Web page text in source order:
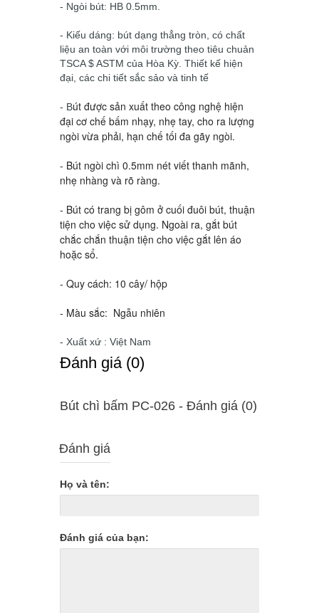
- Ngòi bút: HB 0.5mm.
- Kiếu dáng: bút dạng thẳng tròn, có chất
liệu an toàn với môi trường theo tiêu chuản
TSCA $ ASTM của Hòa Kỳ. Thiết kế hiện
đại, các chi tiết sắc sảo và tinh tế
- Bút được sản xuất theo công nghệ hiện
đại cơ chế bấm nhạy, nhẹ tay, cho ra lượng
ngòi vừa phải, hạn chế tối đa gãy ngòi.
- Bút ngòi chì 0.5mm nét viết thanh mãnh,
nhẹ nhàng và rõ ràng.
- Bút có trang bị gôm ở cuối đuôi bút, thuận
tiện cho việc sử dụng. Ngoài ra, gắt bút
chắc chắn thuận tiện cho việc gắt lên áo
hoặc sổ.
- Quy cách: 10 cây/ hộp
- Màu sắc: Ngẫu nhiên
- Xuất xứ : Việt Nam
Ðánh giá (0)
Bút chì bấm PC-026 - Ðánh giá (0)
Đánh giá
Họ và tên:
Đánh giá của bạn: